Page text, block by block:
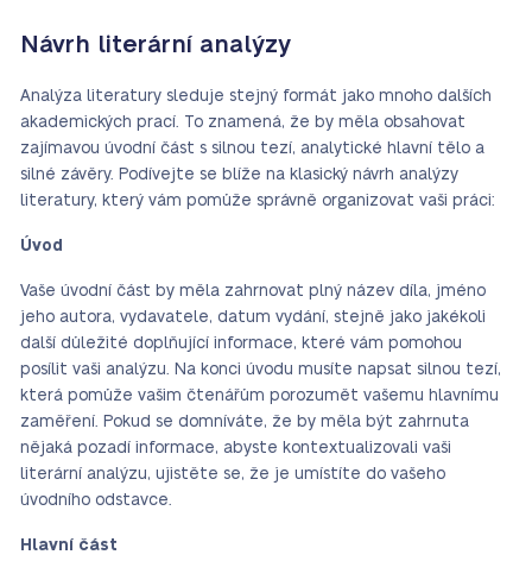
Návrh literární analýzy
Analýza literatury sleduje stejný formát jako mnoho dalších
akademických prací. To znamená, že by měla obsahovat
zajímavou úvodní část s silnou tezí, analytické hlavní tělo a
silné závěry. Podívejte se blíže na klasický návrh analýzy
literatury, který vám pomůže správně organizovat vaši práci:
Úvod
Vaše úvodní část by měla zahrnovat plný název díla, jméno
jeho autora, vydavatele, datum vydání, stejně jako jakékoli
další důležité doplňující informace, které vám pomohou
posílit vaši analýzu. Na konci úvodu musíte napsat silnou tezí,
která pomůže vašim čtenářům porozumět vašemu hlavnímu
zaměření. Pokud se domníváte, že by měla být zahrnuta
nějaká pozadí informace, abyste kontextualizovali vaši
literární analýzu, ujistěte se, že je umístíte do vašeho
úvodního odstavce.
Hlavní část